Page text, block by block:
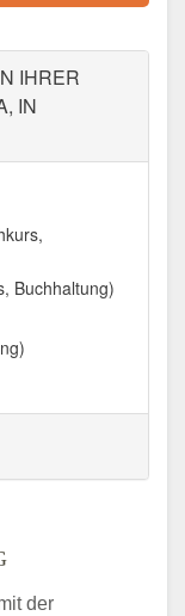
IHRER
IN
Buchhaltung)
der